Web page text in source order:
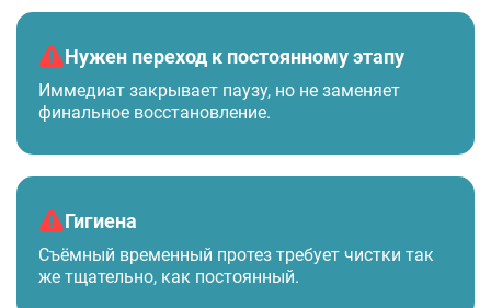
Нужен переход к постоянному этапу
Иммедиат закрывает паузу, но не заменяет
финальное восстановление.
Гигиена
Съёмный временный протез требует чистки так
же тщательно, как постоянный.